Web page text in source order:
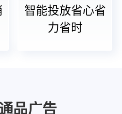
智能投放省心省
力省时
品广告